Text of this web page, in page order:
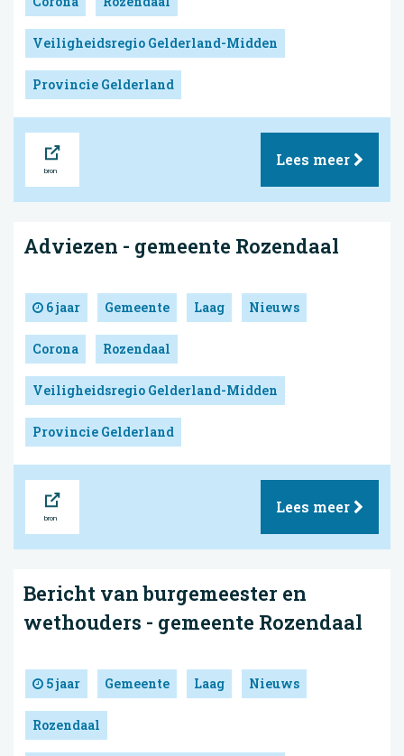
Veiligheidsregio Gelderland-Midden
Provincie Gelderland
Lees meer
Adviezen - gemeente Rozendaal
6 jaar Gemeente Laag Nieuws
Corona Rozendaal
Veiligheidsregio Gelderland-Midden
Provincie Gelderland
Lees meer
Bericht van burgemeester en
wethouders - gemeente Rozendaal
5 jaar Gemeente Laag Nieuws
Rozendaal